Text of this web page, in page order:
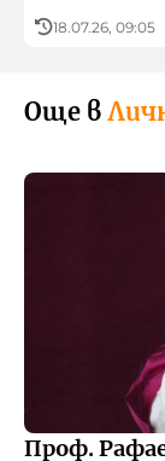
18.07.26, 09:05
Още в
Проф.